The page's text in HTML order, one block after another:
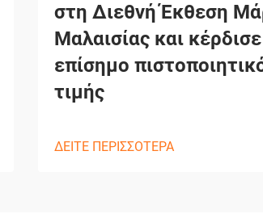
στη Διεθνή Έκθεση
Μαλαισίας και κέρδισε
επίσημο
τιμής
ΔΕΙΤΕ ΠΕΡΙΣΣΟΤΕΡΑ